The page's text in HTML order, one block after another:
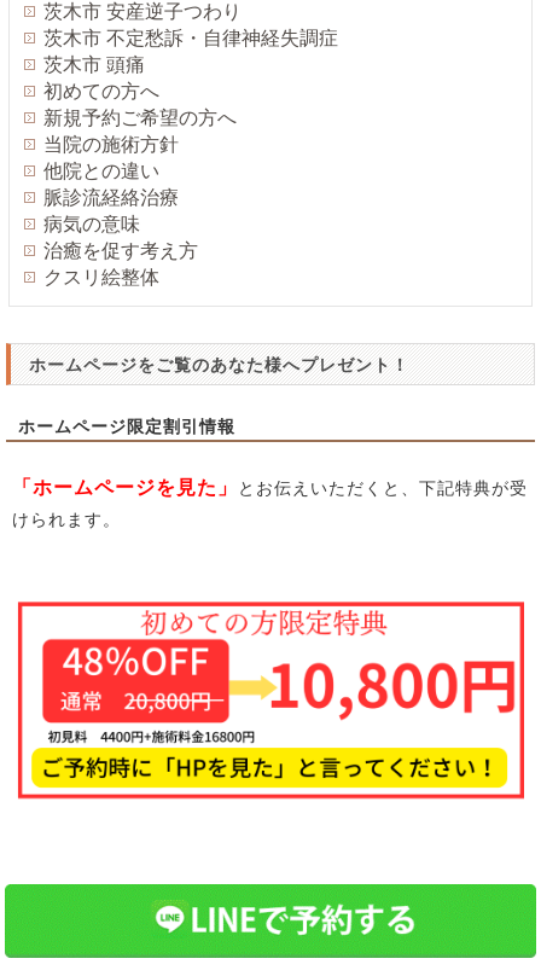
茨木市 安産逆子つわり
茨木市 不定愁訴・自律神経失調症
茨木市 頭痛
初めての方へ
新規予約ご希望の方へ
当院の施術方針
他院との違い
脈診流経絡治療
病気の意味
治癒を促す考え方
クスリ絵整体
ホームページをご覧のあなた様へプレゼント！
ホームページ限定割引情報
「ホームページを見た」
とお伝えいただくと、下記特典が受
けられます。